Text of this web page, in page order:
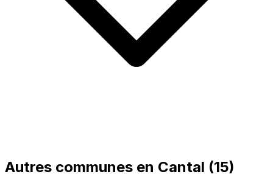
Autres communes en Cantal (15)